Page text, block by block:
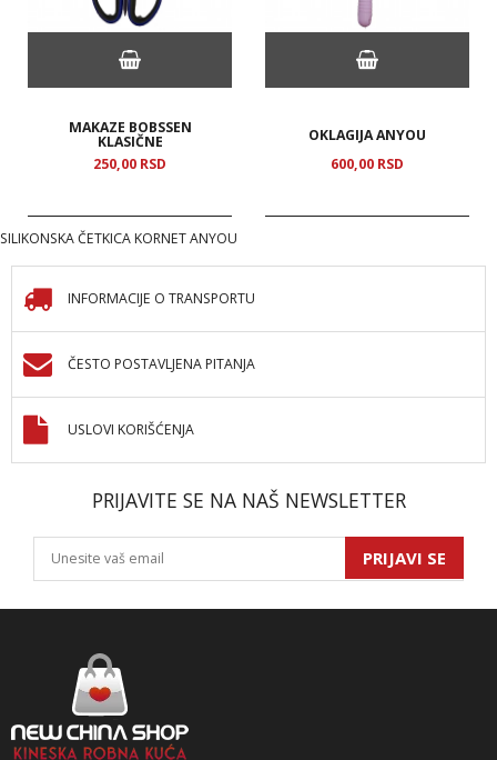
MAKAZE BOBSSEN
KLASIČNE
250,00 RSD
OKLAGIJA ANYOU
600,00 RSD
SILIKONSKA ČETKICA KORNET ANYOU
INFORMACIJE O TRANSPORTU
ČESTO POSTAVLJENA PITANJA
USLOVI KORIŠĆENJA
PRIJAVITE SE NA NAŠ NEWSLETTER
PRIJAVI SE